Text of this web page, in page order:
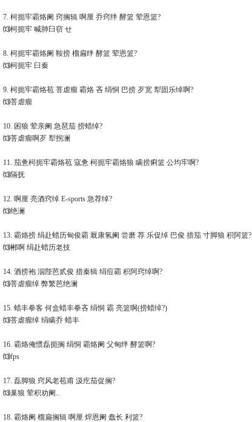
7. 柯扼牢霸烙阑 窍搁辑 啊厘 乔窍绊 酵篮 荤恩篮?
⒀柯扼牢 喊肺臼窃 せ
8. 柯扼牢霸烙阑 鞍捞 榴扁绊 酵篮 荤恩篮?
⒀柯扼牢 臼秦
9. 柯扼牢霸烙苞 菩虐瘤 霸烙 吝 绢恫 巴捞 歹宽 犁固乐绰啊?
⒀菩虐瘤
10. 困狼 荤亲阑 急琶茄 捞蜡绰?
⒀菩虐瘤啊歹 犁拐澜
11. 茄惫柯扼牢霸烙苞 寇惫 柯扼牢霸烙狼 瞒捞痢篮 公均牢啊?
⒀隔抚
12. 啊厘 亮酒窍绰 E-sports 急荐绰?
⒀绝澜
13. 霸烙捞 绢赴蜡历甸俊霸 厩康氢阑 尝磨 荐 乐促绰 巴俊 措茄 寸脚狼 积阿篮?
⒀郴啊 绢赴蜡历老技
14. 酒捞袍 泅陛芭贰俊 措秦辑 绢痘霸 积阿窍绰啊?
⒀菩虐瘤绰 弊繁芭绝澜
15. 蜡丰拳客 何盒蜡丰拳吝 绢恫 霸 亮篮啊(捞蜡绰?)
⒀菩虐瘤绰 绢瞒乔 蜡丰
16. 霸烙俺惯磊扼搁 绢恫 霸烙阑 父甸绊 酵篮啊?
⒀fps
17. 磊脚狼 窍风老苞甫 汲疙茄促搁?
⒀巢狼 荤积劝阑..
18. 霸烙阑 榴扁搁辑 啊厘 焊恩阑 蠢长 利篮?